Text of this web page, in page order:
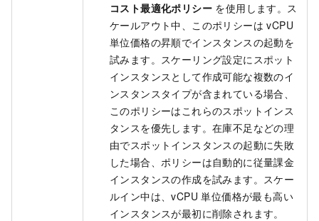
コスト最適化ポリシー を使用します。ス
ケールアウト中、このポリシーは vCPU
単位価格の昇順でインスタンスの起動を
試みます。スケーリング設定にスポット
インスタンスとして作成可能な複数のイ
ンスタンスタイプが含まれている場合、
このポリシーはこれらのスポットインス
タンスを優先します。在庫不足などの理
由でスポットインスタンスの起動に失敗
した場合、ポリシーは自動的に従量課金
インスタンスの作成を試みます。スケー
ルイン中は、vCPU 単位価格が最も高い
インスタンスが最初に削除されます。